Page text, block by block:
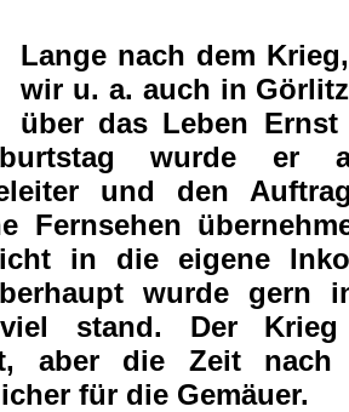
Lange nach dem
wir u. a. auch in
über das Leben
wurde er
und den
Fernsehen
in die eigene
wurde gern
stand. Der
aber die Zeit
für die Gemäuer.